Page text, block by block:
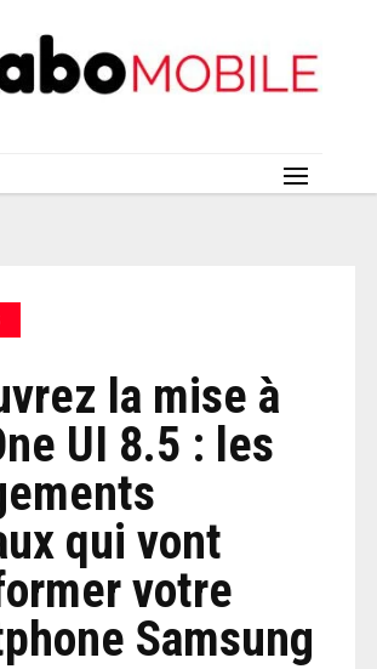
la mise à
UI 8.5 : les
qui vont
votre
Samsung